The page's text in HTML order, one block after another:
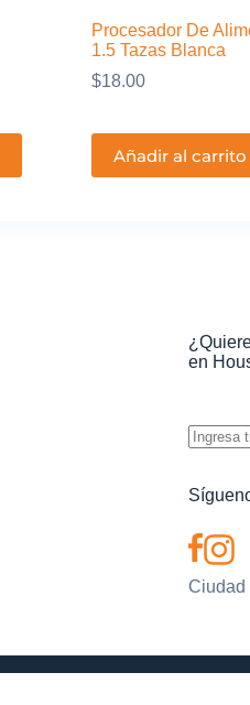
Procesador De
1.5 Tazas Blanca
$18.00
Añadir al carrito
en
Ciudad